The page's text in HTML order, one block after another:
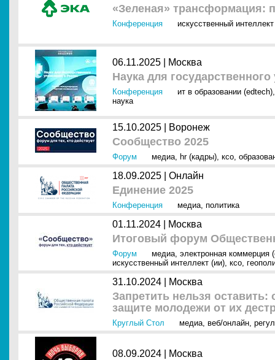
«Зеленая» трансформация:
Конференция искусственный
06.11.2025 | Москва
Наука для
Конференция ит в образовании (edtech)
наука
15.10.2025 | Воронеж
Сообщество 2025
Форум медиа, hr (кадры), ксо,
18.09.2025 | Онлайн
Единение 2025
Конференция медиа, политика
01.11.2024 | Москва
Итоговый форум
Форум медиа, электронная коммерция
искусственный интеллект (ии), ксо,
31.10.2024 | Москва
Запретить нельзя
защите молодежи от их
Круглый Стол медиа, веб/онлайн,
08.09.2024 | Москва